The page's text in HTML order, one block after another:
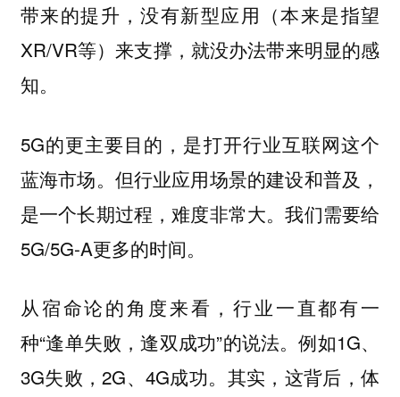
带来的提升，没有新型应用（本来是指望
XR/VR等）来支撑，就没办法带来明显的感
知。
5G的更主要目的，是打开行业互联网这个
蓝海市场。但行业应用场景的建设和普及，
是一个长期过程，难度非常大。我们需要给
5G/5G-A更多的时间。
从宿命论的角度来看，行业一直都有一
种“逢单失败，逢双成功”的说法。例如1G、
3G失败，2G、4G成功。其实，这背后，体